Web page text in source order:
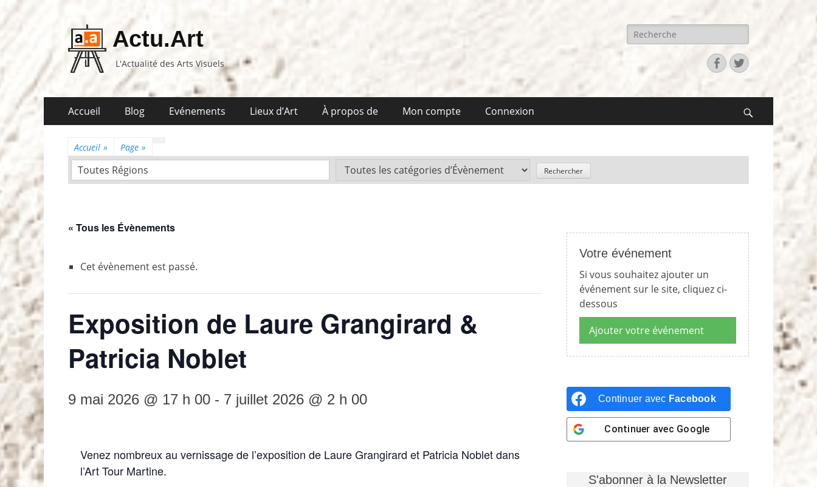
Actu.Art
L'Actualité des Arts Visuels
Recherche
pour:
Facebook
Twitter
Premier
menu
Accueil Blog Evénements Lieux d’Art À propos de Mon compte Connexion
Accueil » Page »
Toutes Régions
« Tous les Évènements
Cet évènement est passé.
Exposition de Laure Grangirard &
Patricia Noblet
9 mai 2026 @ 17 h 00 - 7 juillet 2026 @ 2 h 00
Venez nombreux au vernissage de l’exposition de Laure Grangirard et Patricia Noblet dans
l’Art Tour Martine.
Votre événement
Si vous souhaitez ajouter un
événement sur le site, cliquez ci-
dessous
Ajouter votre événement
Continuer avec Facebook
Continuer avec Google
S'abonner à la Newsletter